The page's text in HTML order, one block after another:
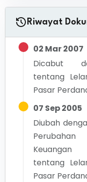
Riwayat
02 Mar 2007
Dicabut
tentang
Pasar
07 Sep 2005
Diubah
Keuangan
tentang
Pasar